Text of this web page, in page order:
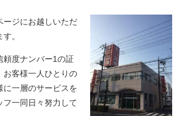
ージにお越しいただ
。
頼度ナンバー1の証
お客様一人ひとりの
に一層のサービスを
フ一同日々努力して